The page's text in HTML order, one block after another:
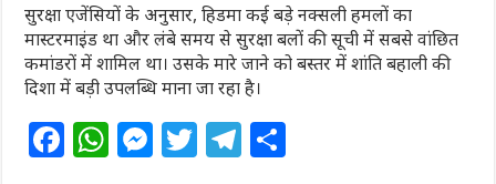
सुरक्षा एजेंसियों के अनुसार, हिडमा कई बड़े नक्सली हमलों का
मास्टरमाइंड था और लंबे समय से सुरक्षा बलों की सूची में सबसे वांछित
कमांडरों में शामिल था। उसके मारे जाने को बस्तर में शांति बहाली की
दिशा में बड़ी उपलब्धि माना जा रहा है।
F W M T T